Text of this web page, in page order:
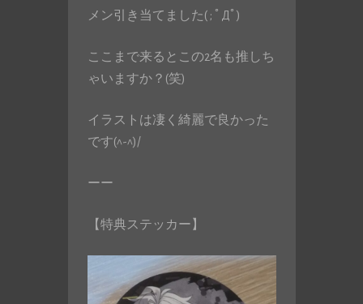
メン引き当てました( ; ﾟДﾟ)
ここまで来るとこの2名も推しち
ゃいますか？(笑)
イラストは凄く綺麗で良かった
です(^-^)/
ーー
【特典ステッカー】